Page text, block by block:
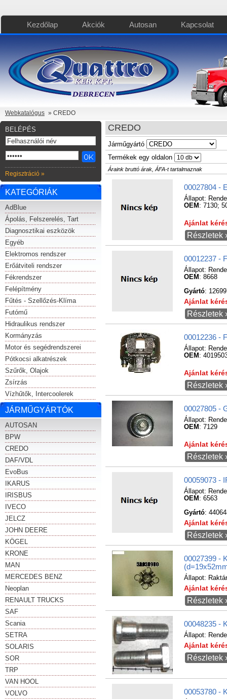
Kezdőlap Akciók Autosan Kapcsolat
Webkatalógus » CREDO
BELÉPÉS
Regisztráció »
KATEGÓRIÁK
AdBlue
Ápolás, Felszerelés, Tart
Diagnosztikai eszközök
Egyéb
Elektromos rendszer
Erőátviteli rendszer
Fékrendszer
Felépítmény
Fűtés - Szellőzés-Klíma
Futómű
Hidraulikus rendszer
Kormányzás
Motor és segédrendszerei
Pótkocsi alkatrészek
Szűrők, Olajok
Zsírzás
Vízhűtők, Intercoolerek
JÁRMŰGYÁRTÓK
AUTOSAN
BPW
CREDO
DAF/VDL
EvoBus
IKARUS
IRISBUS
IVECO
JELCZ
JOHN DEERE
KÖGEL
KRONE
MAN
MERCEDES BENZ
Neoplan
RENAULT TRUCKS
SAF
Scania
SETRA
SOLARIS
SOR
TRP
VAN HOOL
VOLVO
CREDO
Járműgyártó
Termékek egy oldalon
Áraink bruttó árak, ÁFA-t tartalmaznak
00027804 -
Állapot:
OEM : 7130;
Ajánlat
Részletek
00012237 -
Állapot:
OEM : 8668
Gyártó:
Ajánlat
Részletek
00012236 -
Állapot:
OEM :
Ajánlat
Részletek
00027805 -
Állapot:
OEM : 7129
Ajánlat
Részletek
00059073 -
Állapot:
OEM : 6563
Gyártó:
Ajánlat
Részletek
00027399 -
Állapot:
Ajánlat
Részletek
00048235 -
Állapot:
Ajánlat
Részletek
00053780 -